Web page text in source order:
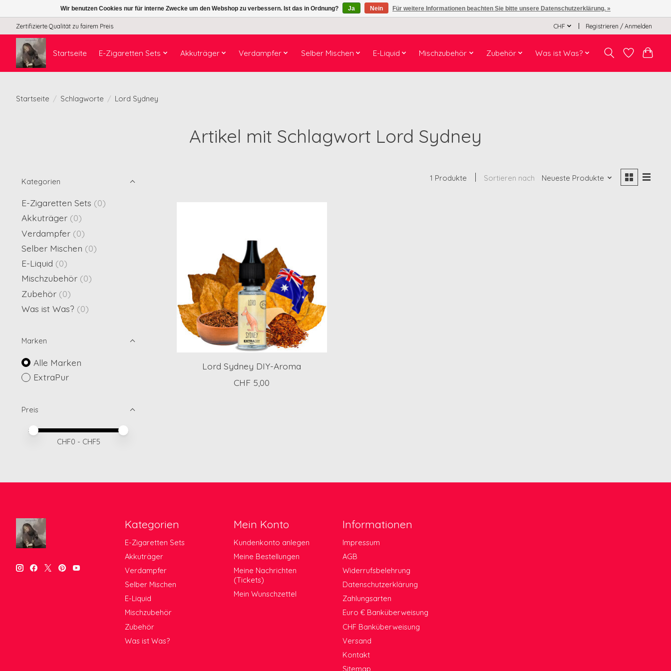
Zertifizierte Qualität zu fairem Preis CHF Registrieren / Anmelden
Startseite E-Zigaretten Sets Akkuträger Verdampfer Selber Mischen E-Liquid Mischzubehör Zubehör Was ist Was?
Startseite / Schlagworte / Lord Sydney
Artikel mit Schlagwort Lord Sydney
Kategorien
E-Zigaretten Sets (0)
Akkuträger (0)
Verdampfer (0)
Selber Mischen (0)
E-Liquid (0)
Mischzubehör (0)
Zubehör (0)
Was ist Was? (0)
Marken
Alle Marken
ExtraPur
Preis
Preis – Mindestwert
Price maximum value
CHF0 - CHF5
1 Produkte Sortieren nach Neueste Produkte
Lord Sydney DIY-Aroma
CHF 5,00
Kategorien
E-Zigaretten Sets
Akkuträger
Verdampfer
Selber Mischen
E-Liquid
Mischzubehör
Zubehör
Was ist Was?
Mein Konto
Kundenkonto anlegen
Meine Bestellungen
Meine Nachrichten
(Tickets)
Mein Wunschzettel
Informationen
Impressum
AGB
Widerrufsbelehrung
Datenschutzerklärung
Zahlungsarten
Euro € Banküberweisung
CHF Banküberweisung
Versand
Kontakt
Sitemap
Wir benutzen Cookies nur für interne Zwecke um den Webshop zu verbessern. Ist das in Ordnung? Ja Nein Für weitere Informationen beachten Sie bitte unsere Datenschutzerklärung. »